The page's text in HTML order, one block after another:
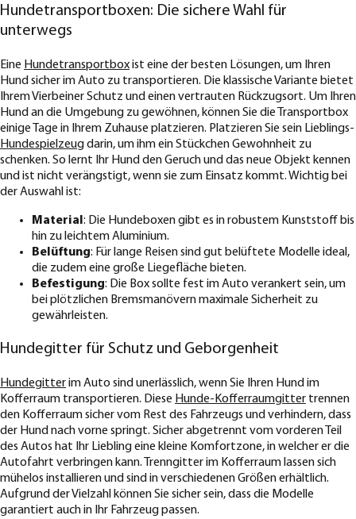
Hundetransportboxen: Die sichere Wahl für
unterwegs
Eine Hundetransportboxist eine der besten Lösungen, um Ihren
Hund sicher im Auto zu transportieren. Die klassische Variante bietet
Ihrem Vierbeiner Schutz und einen vertrauten Rückzugsort. Um Ihren
Hund an die Umgebung zu gewöhnen, können Sie die Transportbox
einige Tage in Ihrem Zuhause platzieren. Platzieren Sie sein Lieblings-
Hundespielzeugdarin, um ihm ein Stückchen Gewohnheit zu
schenken. So lernt Ihr Hund den Geruch und das neue Objekt kennen
und ist nicht verängstigt, wenn sie zum Einsatz kommt. Wichtig bei
der Auswahl ist:
Material : Die Hundeboxen gibt es in robustem Kunststoff bis
hin zu leichtem Aluminium.
Belüftung: Für lange Reisen sind gut belüftete Modelle ideal,
die zudem eine große Liegefläche bieten.
Befestigung: Die Box sollte fest im Auto verankert sein, um
bei plötzlichen Bremsmanövern maximale Sicherheit zu
gewährleisten.
Hundegitter für Schutz und Geborgenheit
Hundegitterim Auto sind unerlässlich, wenn Sie Ihren Hund im
Kofferraum transportieren. Diese Hunde-Kofferraumgitter trennen
den Kofferraum sicher vom Rest des Fahrzeugs und verhindern, dass
der Hund nach vorne springt. Sicher abgetrennt vom vorderen Teil
des Autos hat Ihr Liebling eine kleine Komfortzone, in welcher er die
Autofahrt verbringen kann. Trenngitter im Kofferraum lassen sich
mühelos installieren und sind in verschiedenen Größen erhältlich.
Aufgrund der Vielzahl können Sie sicher sein, dass die Modelle
garantiert auch in Ihr Fahrzeug passen.